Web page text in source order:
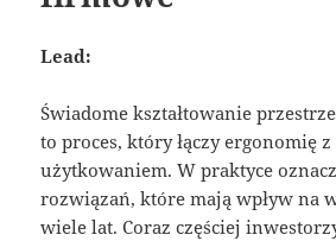
Lead:
Świadome kształtowanie
to proces, który łączy ergonomię
użytkowaniem. W praktyce
rozwiązań, które mają wpływ na
wiele lat. Coraz częściej